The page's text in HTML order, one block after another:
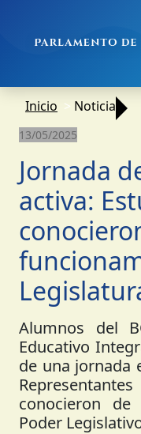
Inicio Noticia
13/05/2025
Jornada
activa:
Alumnos del
Educativo
de una jornada
conocieron
Poder